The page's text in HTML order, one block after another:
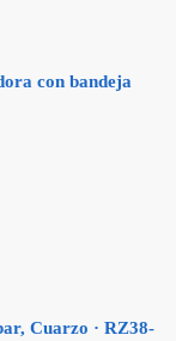
con bandeja
Cuarzo · RZ38-